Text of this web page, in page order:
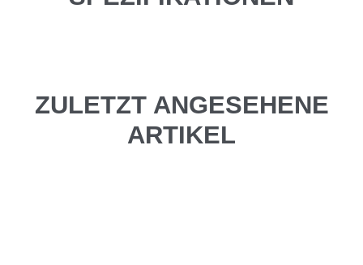
ZULETZT ANGESEHENE
ARTIKEL